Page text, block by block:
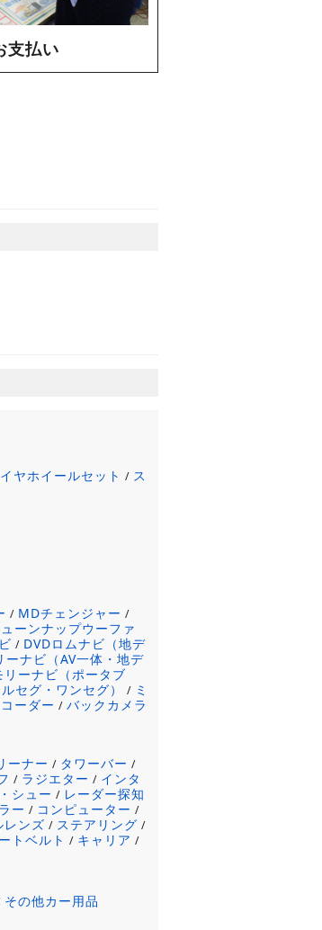
支払い
ヤホイールセット / ス
/ MDチェンジャー /
ーンナップウーファ
/ DVDロムナビ（地デ
ーナビ（AV一体・地デ
リーナビ（ポータブ
セグ・ワンセグ） / ミ
ーダー /バックカメラ
ーナー / タワーバー /
/ ラジエター / インタ
シュー / レーダー探知
ー / コンピューター /
レンズ / ステアリング /
トベルト / キャリア /
その他カー用品